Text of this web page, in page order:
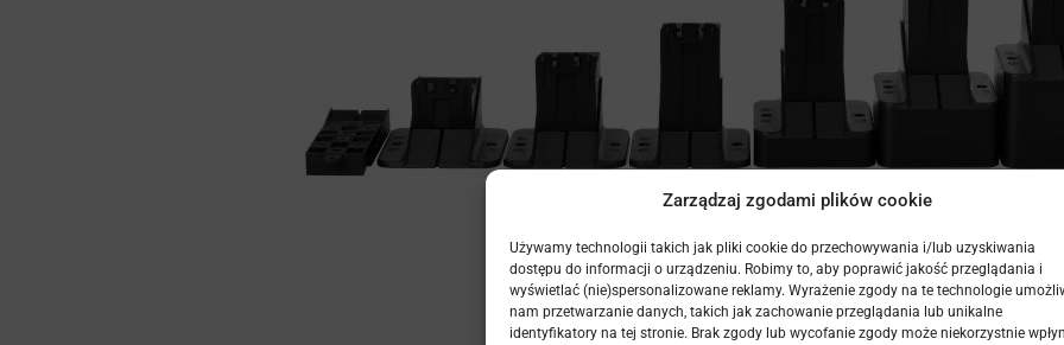
Zarządzaj zgodami plików cookie
Używamy technologii takich jak pliki cookie do przechowywania i/lub uzyskiwania
dostępu do informacji o urządzeniu. Robimy to, aby poprawić jakość przeglądania i
wyświetlać (nie)spersonalizowane reklamy. Wyrażenie zgody na te technologie
nam przetwarzanie danych, takich jak zachowanie przeglądania lub unikalne
identyfikatory na tej stronie. Brak zgody lub wycofanie zgody może niekorzystnie
Oferta wsporników tarasowych →